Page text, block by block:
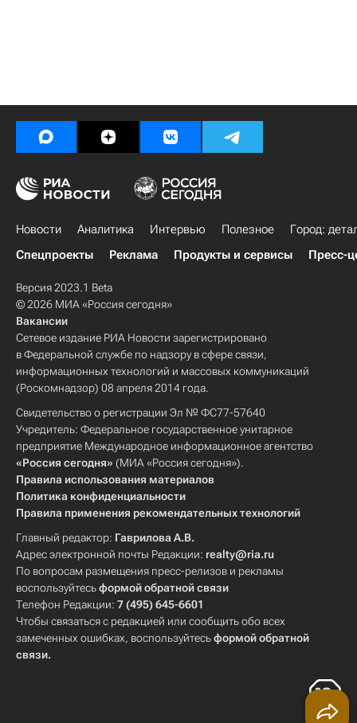
Новости Аналитика Интервью Полезное
Город:
Спецпроекты
Реклама Продукты и сервисы Пресс-
Версия 2023.1 Beta
© 2026 МИА «Россия сегодня»
Вакансии
Сетевое издание РИА Новости зарегистрировано
в Федеральной службе по надзору в сфере связи,
информационных технологий и массовых коммуникаций
(Роскомнадзор) 08 апреля 2014 года.
Свидетельство о регистрации Эл № ФС77-57640
Учредитель: Федеральное государственное унитарное
предприятие Международное информационное агентство
«Россия сегодня» (МИА «Россия сегодня»).
Правила использования материалов
Политика конфиденциальности
Правила применения рекомендательных технологий
Главный редактор: Гаврилова А.В.
Адрес электронной почты Редакции: realty@ria.ru
По вопросам размещения пресс-релизов и рекламы
воспользуйтесьформой обратной связи
Телефон Редакции: 7 (495) 645-6601
Чтобы связаться с редакцией или сообщить обо всех
замеченных ошибках, воспользуйтесьформой обратной
связи.